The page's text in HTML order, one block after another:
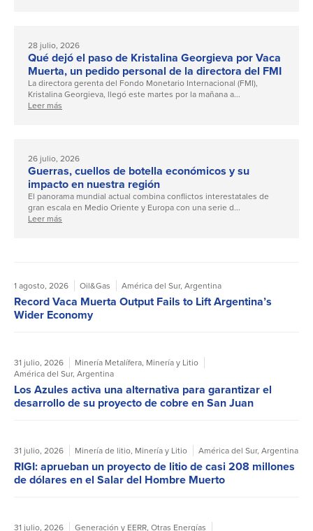
1 agosto, 2026 Oil&Gas América del Sur, Argentina
Record Vaca Muerta Output Fails to Lift Argentina’s
Wider Economy
31 julio, 2026 Minería Metalífera, Minería y Litio
América del Sur, Argentina
Los Azules activa una alternativa para garantizar el
desarrollo de su proyecto de cobre en San Juan
31 julio, 2026 Minería de litio, Minería y Litio América del Sur, Argentina
RIGI: aprueban un proyecto de litio de casi 208 millones
de dólares en el Salar del Hombre Muerto
31 julio, 2026 Generación y EERR, Otras Energías
28 julio, 2026
Qué dejó el paso de Kristalina Georgieva por Vaca
Muerta, un pedido personal de la directora del FMI
La directora gerenta del Fondo Monetario Internacional (FMI),
Kristalina Georgieva, llegó este martes por la mañana a...
Leer más
26 julio, 2026
Guerras, cuellos de botella económicos y su
impacto en nuestra región
El panorama mundial actual combina conflictos interestatales de
gran escala en Medio Oriente y Europa con una serie d...
Leer más